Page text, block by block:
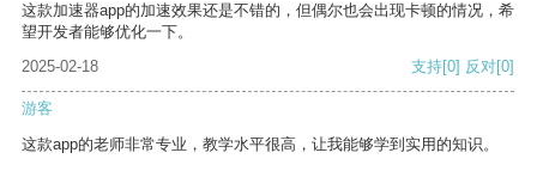
这款加速器app的加速效果还是不错的，但偶尔也会出现卡顿的情况，希
望开发者能够优化一下。
2025-02-18
支持[0] 反对[0]
游客
这款app的老师非常专业，教学水平很高，让我能够学到实用的知识。